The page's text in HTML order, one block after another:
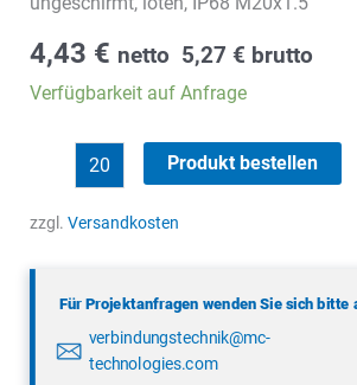
4,43 € netto 5,27 € brutto
Verfügbarkeit auf Anfrage
0439
Menge
Produkt bestellen
zzgl. Versandkosten
Für Projektanfragen wenden Sie sich bitte
verbindungstechnik@mc-
technologies.com